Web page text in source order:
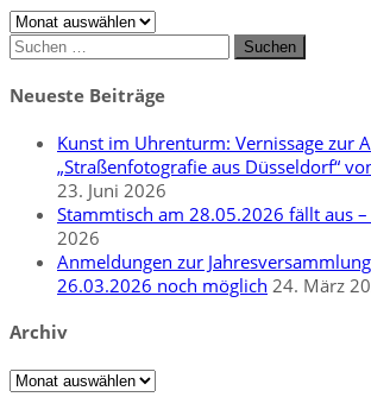
Archiv
Suchen
nach:
Neueste Beiträge
Kunst im Uhrenturm: Vernissage zur
„Straßenfotografie aus Düsseldorf“
23. Juni 2026
Stammtisch am 28.05.2026 fällt aus
2026
Anmeldungen zur
26.03.2026 noch möglich 24. März
Archiv
Archiv